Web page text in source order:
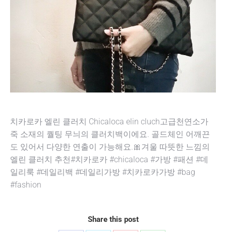
치카로카 엘린 클러치 Chicaloca elin cluch고급천연소가
죽 소재의 퀄팅 무늬의 클러치백이에요. 골드체인 어깨끈
도 있어서 다양한 연출이 가능해요.🎀겨울 따뜻한 느낌의
엘린 클러치 추천#치카로카 #chicaloca #가방 #패션 #데
일리룩 #데일리백 #데일리가방 #치카로카가방 #bag
#fashion
Share this post